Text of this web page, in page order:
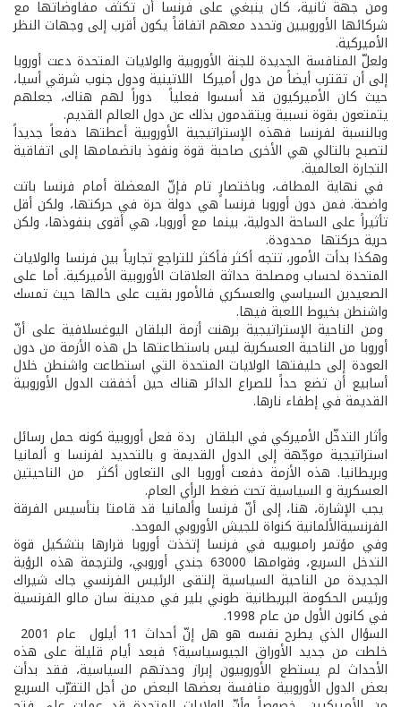
ومن جهة ثانية، كان ينبغي على فرنسا أن تكثف مفاوضاتها مع
شركائها الأوروبيين وتحدد معهم اتفاقاً يكون أقرب إلى وجهات النظر
الأميركية.
ولعلّ المنافسة الجديدة للجنة الأوروبية والولايات المتحدة دعت أوروبا
إلى أن تقترب أيضاً من دول أميركا اللاتينية ودول جنوب شرقي أسيا،
حيث كان الأميركيون قد أسسوا فعلياً دوراً لهم هناك، جعلهم
يتمتعون بقوة نسبية ويتقدمون بذلك عن دول العالم القديم.
وبالنسبة لفرنسا فهذه الإستراتيجية الأوروبية أعطتها دفعاً جديداً
لتصبح بالتالي هي الأخرى صاحبة قوة ونفوذ بانضمامها إلى اتفاقية
التجارة العالمية.
في نهاية المطاف، وباختصارٍ تام فإنّ المعضلة أمام فرنسا باتت
واضحة. فمن دون أوروبا فرنسا هي دولة حرة في حركتها، ولكن أقل
تأثيراً على الساحة الدولية، بينما مع أوروبا، هي أقوى بنفوذها، ولكن
حرية حركتها محدودة.
وهكذا بدأت الأمور، تتجه أكثر فأكثر للتراجع تجارياً بين فرنسا والولايات
المتحدة لحساب ومصلحة حداثة العلاقات الأوروبية­ الأميركية. أما على
الصعيدين السياسي والعسكري فالأمور بقيت على حالها حيث تمسك
واشنطن بخيوط اللعبة فيها.
ومن الناحية الإستراتيجية برهنت أزمة البلقان اليوغسلافية على أنّ
أوروبا من الناحية العسكرية ليس باستطاعتها حل هذه الأزمة من دون
العودة إلى حليفتها الولايات المتحدة التي استطاعت واشنطن خلال
أسابيع أن تضع حداً للصراع الدائر هناك حين أخفقت الدول الأوروبية
القديمة في إطفاء نارها.
وأثار التدخّل الأميركي في البلقان ردة فعل أوروبية كونه حمل رسائل
استراتيجية موجّهة إلى الدول القديمة و بالتحديد لفرنسا و ألمانيا
وبريطانيا. هذه الأزمة دفعت أوروبا الى التعاون أكثر من الناحيتين
العسكرية و السياسية تحت ضغط الرأي العام.
يجب الإشارة، هنا، إلى أنّ فرنسا وألمانيا قد قامتا بتأسيس الفرقة
الفرنسية­الألمانية كنواة للجيش الأوروبي الموحد.
وفي مؤتمر رامبوييه في فرنسا إتخذت أوروبا قرارها بتشكيل قوة
التدخل السريع، وقوامها 63000 جندي أوروبي، ولترجمة هذه الرؤية
الجديدة من الناحية السياسية إلتقى الرئيس الفرنسي جاك شيراك
ورئيس الحكومة البريطانية طوني بلير في مدينة سان مالو الفرنسية
في كانون الأول من عام 1998.
خلطت من جديد الأوراق الجيو­سياسية؟ فبعد أيام قليلة على هذه
الأحداث لم يستطع الأوروبيون إبراز وحدتهم السياسية، فقد بدأت
بعض الدول الأوروبية منافسة بعضها البعض من أجل التقرّب السريع